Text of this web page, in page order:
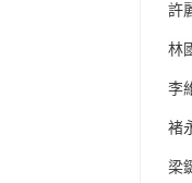
許
林
李
褚
梁